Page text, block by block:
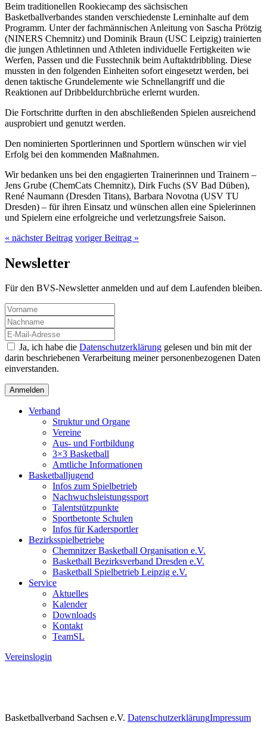
Beim traditionellen Rookiecamp des sächsischen
Basketballverbandes standen verschiedenste Lerninhalte auf dem
Programm. Unter der fachmännischen Anleitung von Sascha Prötzig
(NINERS Chemnitz) und Dominik Braun (USC Leipzig) trainierten
die jungen Athletinnen und Athleten individuelle Fertigkeiten wie
Werfen, Passen und die Fusstechnik beim Auftaktdribbling. Diese
mussten in den folgenden Einheiten sofort eingesetzt werden, bei
denen taktische Grundelemente wie Schnellangriff und die
Reaktionen auf Dribbeldurchbrüche erlernt wurden.
Die Fortschritte durften in den abschließenden Spielen ausreichend
ausprobiert und genutzt werden.
Den nominierten Sportlerinnen und Sportlern wünschen wir viel
Erfolg bei den kommenden Maßnahmen.
Wir bedanken uns bei den engagierten Trainerinnen und Trainern –
Jens Grube (ChemCats Chemnitz), Dirk Fuchs (SV Bad Düben),
René Naumann (Dresden Titans), Barbara Novotna (USV TU
Dresden) – für ihren Einsatz und wünschen allen eine Spielerinnen
und Spielern eine erfolgreiche und verletzungsfreie Saison.
« nächster Beitrag voriger Beitrag »
Newsletter
Für den BVS-Newsletter anmelden und auf dem Laufenden bleiben.
Ja, ich habe die Datenschutzerklärung gelesen und bin mit der
darin beschriebenen Verarbeitung meiner personenbezogenen Daten
einverstanden.
Verband
Struktur und Organe
Vereine
Aus- und Fortbildung
3×3 Basketball
Amtliche Informationen
Basketballjugend
Infos zum Spielbetrieb
Nachwuchsleistungssport
Talentstützpunkte
Sportbetonte Schulen
Infos für Kadersportler
Bezirksspielbetriebe
Chemnitzer Basketball Organisation e.V.
Basketball Bezirksverband Dresden e.V.
Basketball Spielbetrieb Leipzig e.V.
Service
Aktuelles
Kalender
Downloads
Kontakt
TeamSL
Vereinslogin
Basketballverband Sachsen e.V. DatenschutzerklärungImpressum